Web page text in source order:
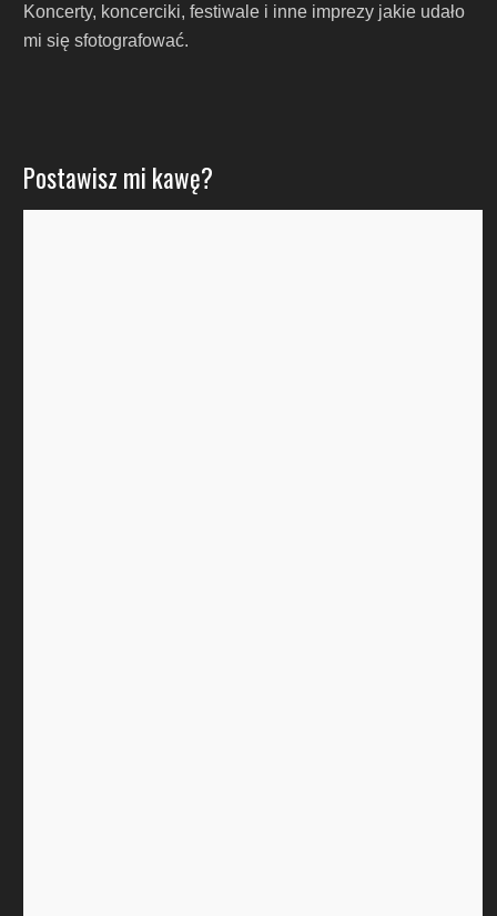
Koncerty, koncerciki, festiwale i inne imprezy jakie udało
mi się sfotografować.
Postawisz mi kawę?